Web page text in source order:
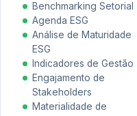
Benchmarking Setorial
Agenda ESG
Análise de Maturidade
ESG
Indicadores de Gestão
Engajamento de
Stakeholders
Materialidade de